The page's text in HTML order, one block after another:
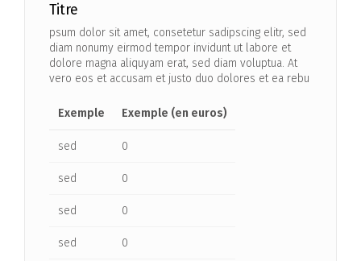
Titre
psum dolor sit amet, consetetur sadipscing elitr, sed
diam nonumy eirmod tempor invidunt ut labore et
dolore magna aliquyam erat, sed diam voluptua. At
vero eos et accusam et justo duo dolores et ea rebu
Exemple Exemple (en euros)
sed 0
sed 0
sed 0
sed 0